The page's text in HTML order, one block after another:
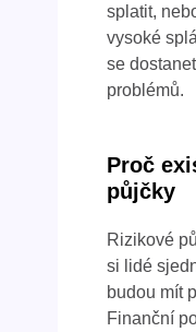
splatit,
vysoké
se
problémů.
Proč
půjčky
Rizikové
si lidé
budou mít
Finanční